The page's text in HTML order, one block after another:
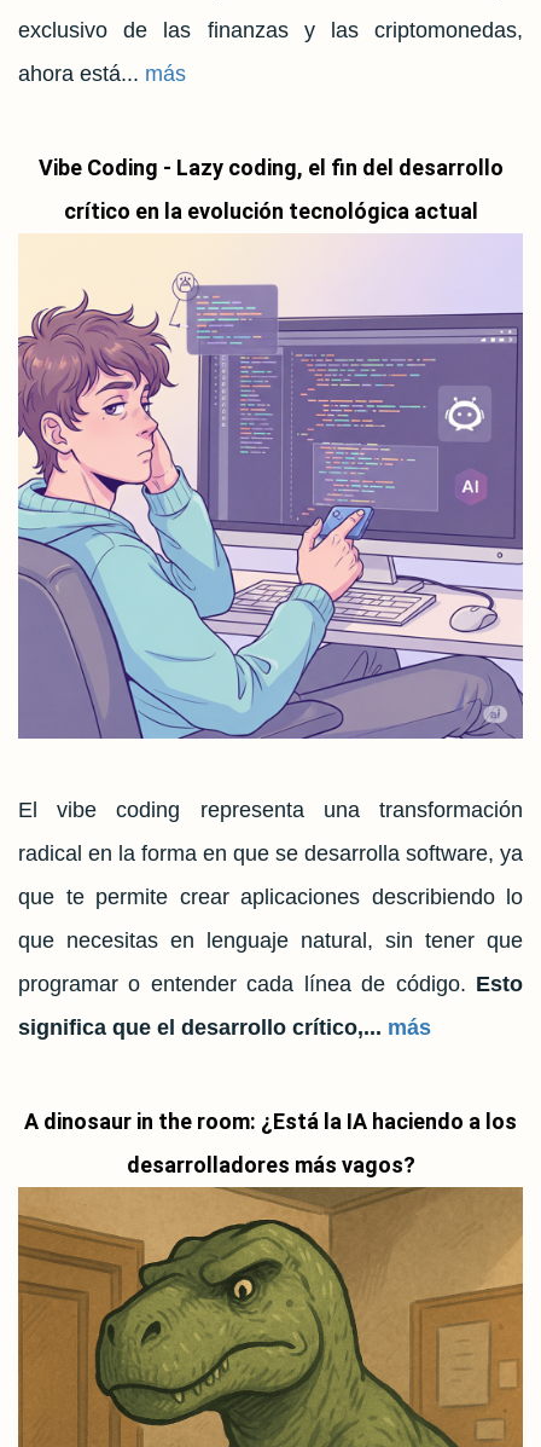
exclusivo de las finanzas y las criptomonedas,
ahora está... más
Vibe Coding - Lazy coding, el fin del desarrollo
crítico en la evolución tecnológica actual
El vibe coding representa una transformación
radical en la forma en que se desarrolla software, ya
que te permite crear aplicaciones describiendo lo
que necesitas en lenguaje natural, sin tener que
programar o entender cada línea de código. Esto
significa que el desarrollo crítico,... más
A dinosaur in the room: ¿Está la IA haciendo a los
desarrolladores más vagos?